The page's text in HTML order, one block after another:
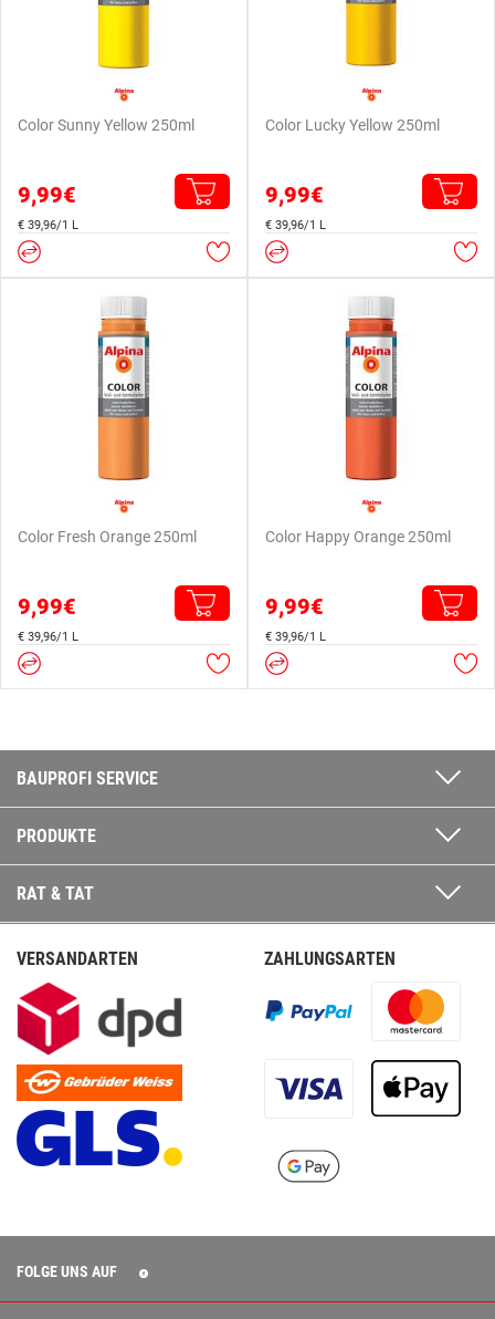
Color Sunny Yellow 250ml
9,99€
€ 39,96/1 L
Color Lucky Yellow 250ml
9,99€
€ 39,96/1 L
Color Fresh Orange 250ml
9,99€
€ 39,96/1 L
Color Happy Orange 250ml
9,99€
€ 39,96/1 L
BAUPROFI SERVICE
PRODUKTE
RAT & TAT
VERSANDARTEN ZAHLUNGSARTEN
FOLGE UNS AUF